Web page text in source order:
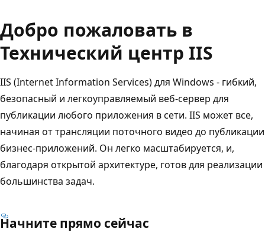
Добро пожаловать в
Технический центр IIS
IIS (Internet Information Services) для Windows - гибкий,
безопасный и легкоуправляемый веб-сервер для
публикации любого приложения в сети. IIS может все,
начиная от трансляции поточного видео до публикации
бизнес-приложений. Он легко масштабируется, и,
благодаря открытой архитектуре, готов для реализации
большинства задач.
Начните прямо сейчас